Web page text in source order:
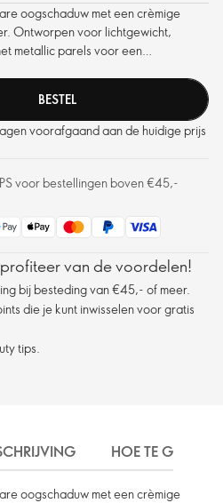
oogschaduw met een crèmige
Ontworpen voor lichtgewicht,
metallic parels voor een
BESTEL
voorafgaand aan de huidige prijs
voor bestellingen boven €45,-
van de voordelen!
bij besteding van €45,- of meer.
die je kunt inwisselen voor gratis
tips.
HOE TE
oogschaduw met een crèmige